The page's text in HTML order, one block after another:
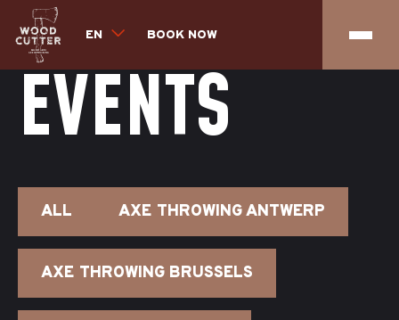
BOOK NOW
EN
EVENTS
ALL AXE THROWING ANTWERP
AXE THROWING BRUSSELS